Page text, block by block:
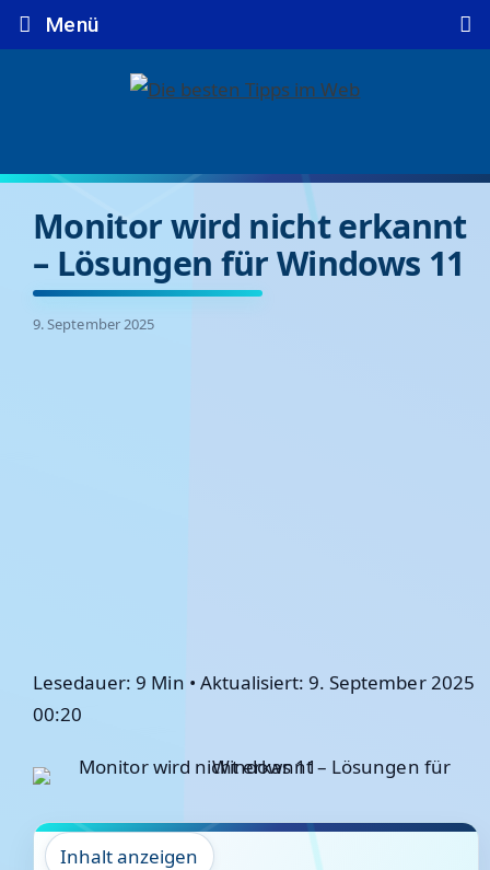
Zum
Inhalt
Menü
Monitor wird nicht erkannt
– Lösungen für Windows 11
9. September 2025
Lesedauer: 9 Min • Aktualisiert: 9. September 2025
00:20
Inhalt anzeigen